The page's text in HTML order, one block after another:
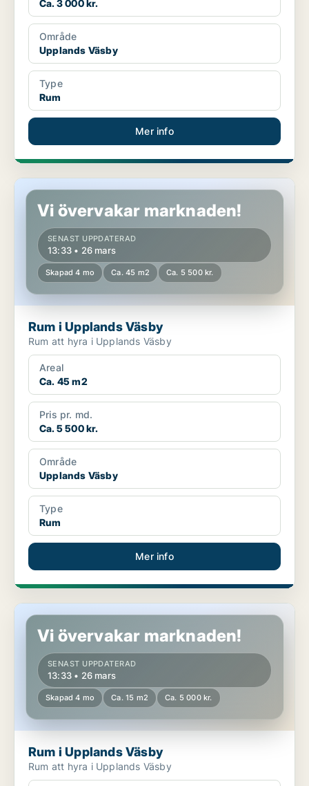
Ca. 3 000 kr.
Område
Upplands Väsby
Type
Rum
Mer info
Rum i Upplands Väsby
Vi övervakar marknaden!
SENAST UPPDATERAD
13:33 • 26 mars
Skapad 4 mo Ca. 45 m2 Ca. 5 500 kr.
Rum i Upplands Väsby
Rum att hyra i Upplands Väsby
Areal
Ca. 45 m2
Pris pr. md.
Ca. 5 500 kr.
Område
Upplands Väsby
Type
Rum
Mer info
Rum i Upplands Väsby
Vi övervakar marknaden!
SENAST UPPDATERAD
13:33 • 26 mars
Skapad 4 mo Ca. 15 m2 Ca. 5 000 kr.
Rum i Upplands Väsby
Rum att hyra i Upplands Väsby